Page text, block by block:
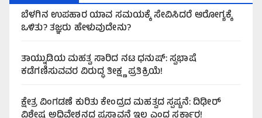
ಬೆಳಗಿನ ಉಪಹಾರ ಯಾವ ಸಮಯಕ್ಕೆ ಸೇವಿಸಿದರೆ ಆರೋಗ್ಯಕ್ಕೆ
ಒಳಿತು? ತಜ್ಞರು ಹೇಳುವುದೇನು?
ತಾಯ್ನುಡಿಯ ಮಹತ್ವ ಸಾರಿದ ನಟ ಧನುಷ್: ಸ್ವಭಾಷೆ
ಕಡೆಗಣಿಸುವವರ ವಿರುದ್ಧ ತೀಕ್ಷ್ಣ ಪ್ರತಿಕ್ರಿಯೆ!
ಕ್ಷೇತ್ರ ವಿಂಗಡಣೆ ಕುರಿತು ಕೇಂದ್ರದ ಮಹತ್ವದ ಸ್ಪಷ್ಟನೆ: ದಿಢೀರ್